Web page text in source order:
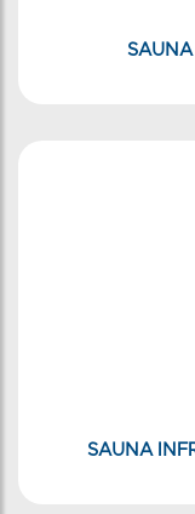
SAUNA